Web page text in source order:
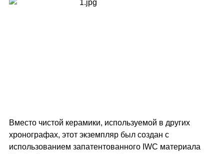
Вместо чистой керамики, используемой в других
хронографах, этот экземпляр был создан с
использованием запатентованного IWC материала